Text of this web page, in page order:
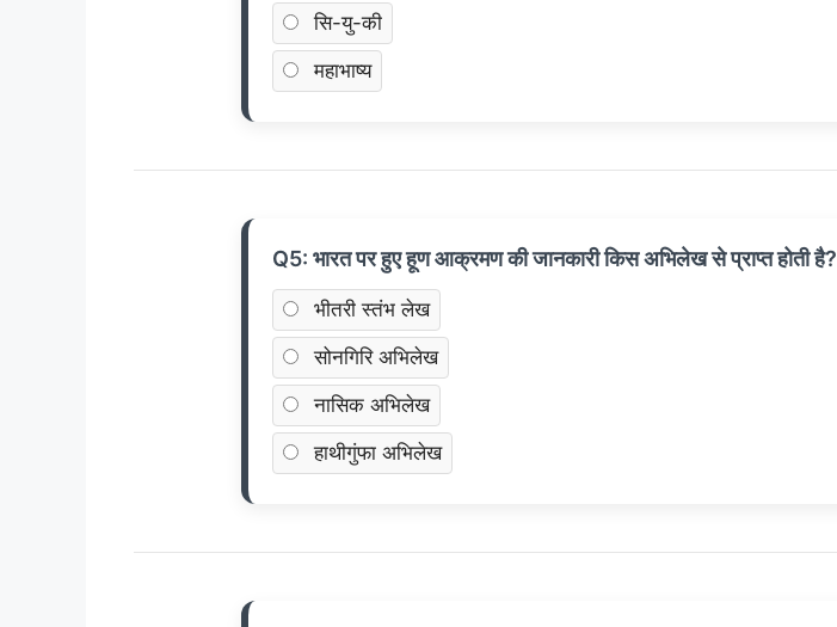
सि-यु-की
महाभाष्य
Q5: भारत पर हुए हूण आक्रमण की जानकारी किस अभिलेख से प्राप्त होती है?
भीतरी स्तंभ लेख
सोनगिरि अभिलेख
नासिक अभिलेख
हाथीगुंफा अभिलेख